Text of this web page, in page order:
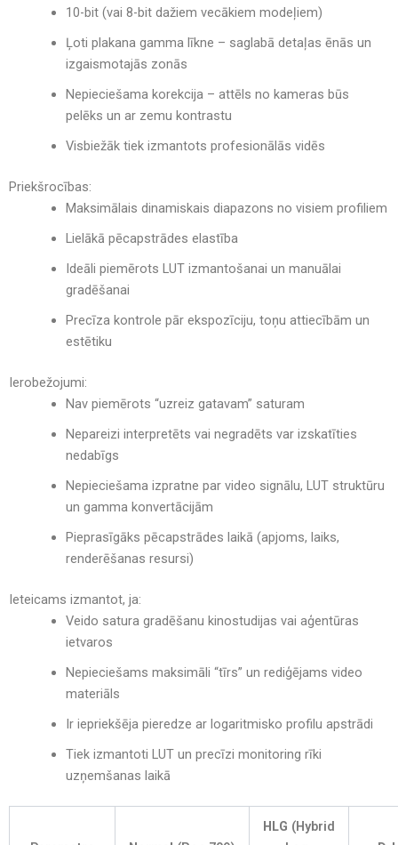
10-bit (vai 8-bit dažiem vecākiem modeļiem)
Ļoti plakana gamma līkne – saglabā detaļas ēnās un
izgaismotajās zonās
Nepieciešama korekcija – attēls no kameras būs
pelēks un ar zemu kontrastu
Visbiežāk tiek izmantots profesionālās vidēs
Priekšrocības:
Maksimālais dinamiskais diapazons no visiem profiliem
Lielākā pēcapstrādes elastība
Ideāli piemērots LUT izmantošanai un manuālai
gradēšanai
Precīza kontrole pār ekspozīciju, toņu attiecībām un
estētiku
Ierobežojumi:
Nav piemērots “uzreiz gatavam” saturam
Nepareizi interpretēts vai negradēts var izskatīties
nedabīgs
Nepieciešama izpratne par video signālu, LUT struktūru
un gamma konvertācijām
Pieprasīgāks pēcapstrādes laikā (apjoms, laiks,
renderēšanas resursi)
Ieteicams izmantot, ja:
Veido satura gradēšanu kinostudijas vai aģentūras
ietvaros
Nepieciešams maksimāli “tīrs” un rediģējams video
materiāls
Ir iepriekšēja pieredze ar logaritmisko profilu apstrādi
Tiek izmantoti LUT un precīzi monitoring rīki
uzņemšanas laikā
HLG (Hybrid